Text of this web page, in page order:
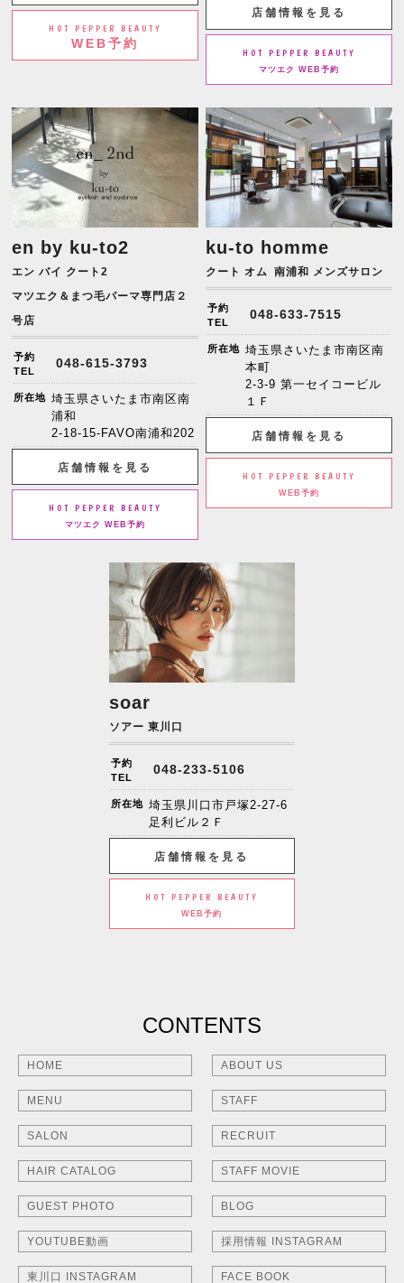
HOT PEPPER BEAUTY
WEB予約
店舗情報を見る
HOT PEPPER BEAUTY
マツエク WEB予約
en by ku-to2
エン バイ クート2
マツエク＆まつ毛パーマ専門店２
号店
予約
TEL
048-615-3793
所在地 埼玉県さいたま市南区南
浦和
2-18-15-FAVO南浦和202
店舗情報を見る
HOT PEPPER BEAUTY
マツエク WEB予約
ku-to homme
クート オム 南浦和 メンズサロン
予約
TEL
048-633-7515
所在地 埼玉県さいたま市南区南
本町
2-3-9 第一セイコービル
１Ｆ
店舗情報を見る
HOT PEPPER BEAUTY
WEB予約
soar
ソアー 東川口
予約
TEL
048-233-5106
所在地 埼玉県川口市戸塚2-27-6
足利ビル２Ｆ
店舗情報を見る
HOT PEPPER BEAUTY
WEB予約
CONTENTS
HOME ABOUT US
MENU STAFF
SALON RECRUIT
HAIR CATALOG STAFF MOVIE
GUEST PHOTO BLOG
YOUTUBE動画 採用情報 INSTAGRAM
東川口 INSTAGRAM FACE BOOK